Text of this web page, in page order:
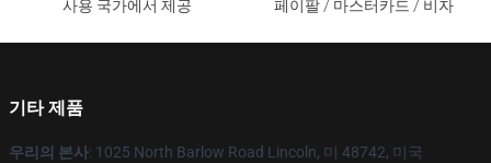
사용 국가에서 제공
페이팔 / 마스터카드 / 비자
기타 제품
우리의 본사: 1025 North Barlow Road Lincoln, 미 48742, 미국